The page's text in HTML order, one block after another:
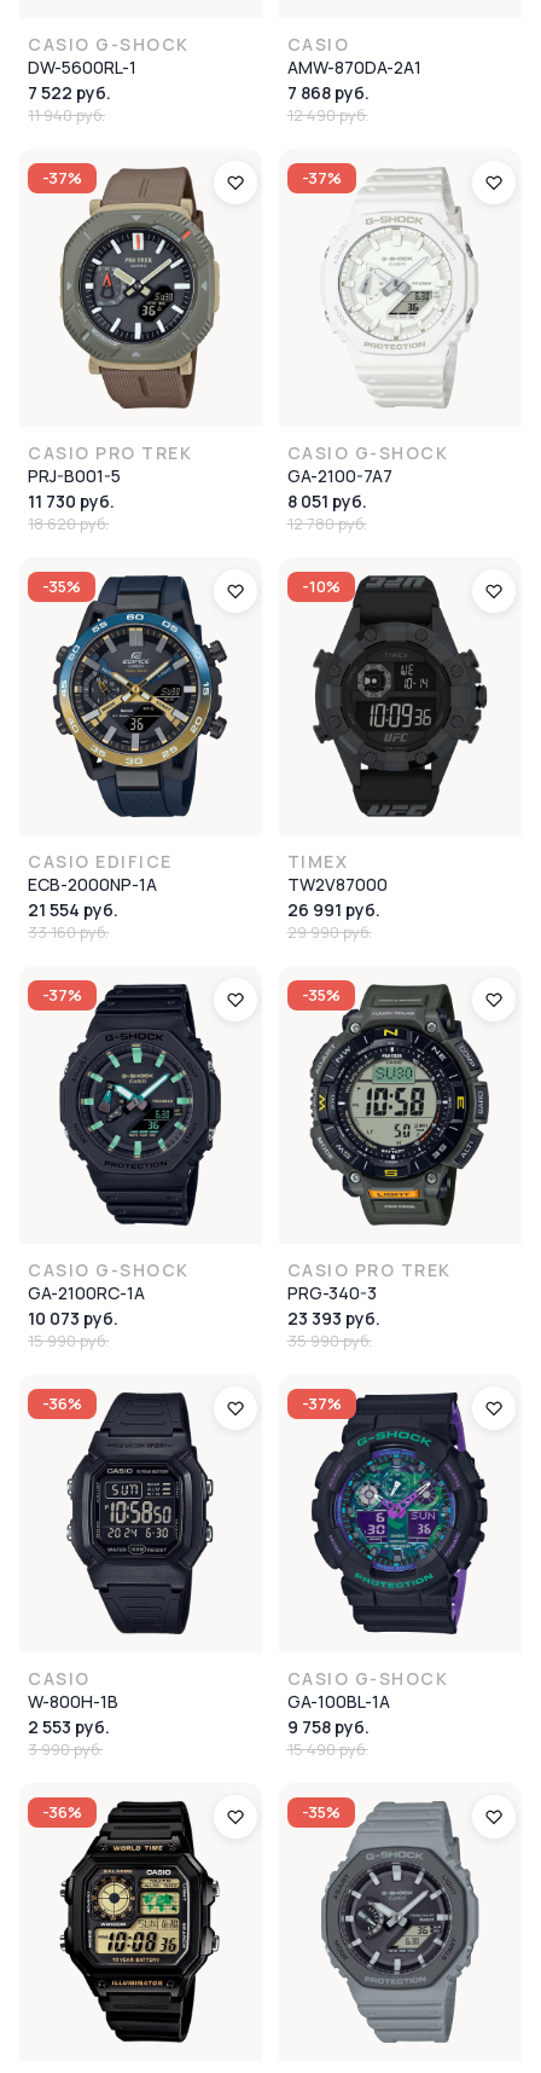
CASIO G-SHOCK
DW-5600RL-1
7 522 руб.
11 940 руб.
CASIO
AMW-870DA-2A1
7 868 руб.
12 490 руб.
-37%
CASIO PRO TREK
PRJ-B001-5
11 730 руб.
18 620 руб.
-37%
CASIO G-SHOCK
GA-2100-7A7
8 051 руб.
12 780 руб.
-35%
CASIO EDIFICE
ECB-2000NP-1A
21 554 руб.
33 160 руб.
-10%
TIMEX
TW2V87000
26 991 руб.
29 990 руб.
-37%
CASIO G-SHOCK
GA-2100RC-1A
10 073 руб.
15 990 руб.
-35%
CASIO PRO TREK
PRG-340-3
23 393 руб.
35 990 руб.
-36%
CASIO
W-800H-1B
2 553 руб.
3 990 руб.
-37%
CASIO G-SHOCK
GA-100BL-1A
9 758 руб.
15 490 руб.
-36% -35%